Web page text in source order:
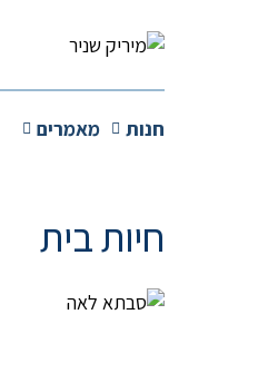
חנות מאמרים
חיות בית